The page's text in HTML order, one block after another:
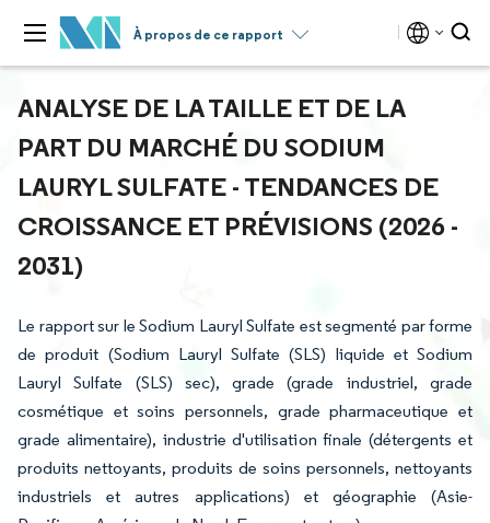
À propos de ce rapport
ANALYSE DE LA TAILLE ET DE LA
PART DU MARCHÉ DU SODIUM
LAURYL SULFATE - TENDANCES DE
CROISSANCE ET PRÉVISIONS (2026 -
2031)
Le rapport sur le Sodium Lauryl Sulfate est segmenté par forme
de produit (Sodium Lauryl Sulfate (SLS) liquide et Sodium
Lauryl Sulfate (SLS) sec), grade (grade industriel, grade
cosmétique et soins personnels, grade pharmaceutique et
grade alimentaire), industrie d'utilisation finale (détergents et
produits nettoyants, produits de soins personnels, nettoyants
industriels et autres applications) et géographie (Asie-